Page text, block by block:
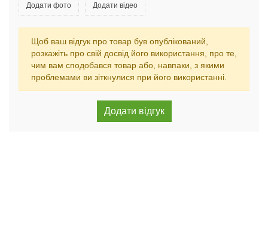
Додати фото Додати відео
Щоб ваш відгук про товар був опублікований,
розкажіть про свій досвід його використання, про те,
чим вам сподобався товар або, навпаки, з якими
проблемами ви зіткнулися при його використанні.